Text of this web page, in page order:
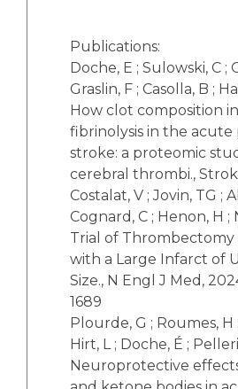
Publications:
Doche, E ; Sulowski, C ;
Graslin, F ; Casolla, B ;
How clot composition
fibrinolysis in the acute
stroke: a proteomic
cerebral thrombi.,
Costalat, V ; Jovin, TG ;
Cognard, C ; Henon, H ;
Trial of
with a Large Infarct of
Size., N Engl J Med,
1689
Plourde, G ; Roumes, H ;
Hirt, L ; Doche, É ;
Neuroprotective